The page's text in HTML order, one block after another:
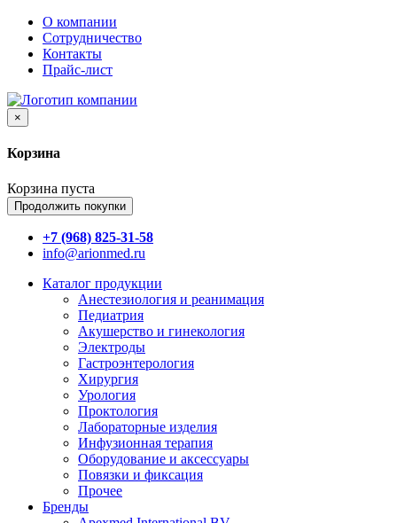
О компании
Сотрудничество
Контакты
Прайс-лист
×
Корзина
Корзина пуста
Продолжить покупки
+7 (968) 825-31-58
info@arionmed.ru
Каталог продукции
Анестезиология и реанимация
Педиатрия
Акушерство и гинекология
Электроды
Гастроэнтерология
Хирургия
Урология
Проктология
Лабораторные изделия
Инфузионная терапия
Оборудование и аксессуары
Повязки и фиксация
Прочее
Бренды